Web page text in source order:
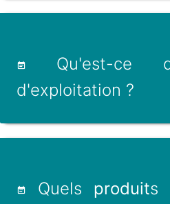
Qu'est-ce
d'exploitation ?
Quels produits